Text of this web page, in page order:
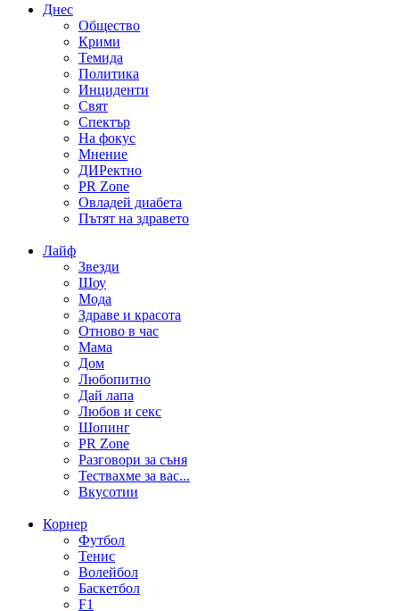
Днес
Общество
Крими
Темида
Политика
Инциденти
Свят
Спектър
На фокус
Мнение
ДИРектно
PR Zone
Овладей диабета
Пътят на здравето
Лайф
Звезди
Шоу
Мода
Здраве и красота
Отново в час
Мама
Дом
Любопитно
Дай лапа
Любов и секс
Шопинг
PR Zone
Разговори за съня
Тествахме за вас...
Вкусотии
Корнер
Футбол
Тенис
Волейбол
Баскетбол
F1